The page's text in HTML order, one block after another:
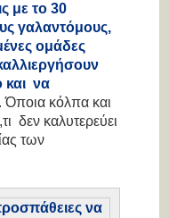
με το 30
γαλαντόμους,
ομάδες
και να
. Όποια κόλπα και
δεν καλυτερεύει
των
να